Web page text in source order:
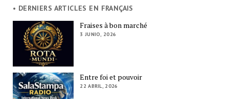
• DERNIERS ARTICLES EN FRANÇAIS
Fraises à bon marché
3 JUNIO, 2026
Entre foi et pouvoir
22 ABRIL, 2026